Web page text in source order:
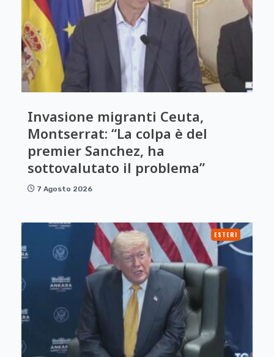
Invasione migranti Ceuta,
Montserrat: “La colpa è del
premier Sanchez, ha
sottovalutato il problema”
7 Agosto 2026
ESTERI